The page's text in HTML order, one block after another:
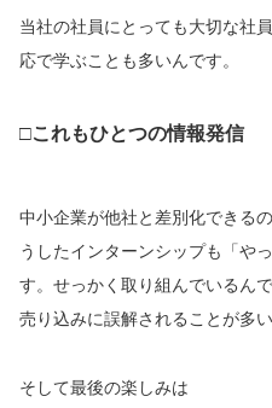
当社の社員にとっても大切な社
応で学ぶことも多いんです。
□これもひとつの情報発信
中小企業が他社と差別化できる
うしたインターンシップも「や
す。せっかく取り組んでいるん
売り込みに誤解されることが多い
そして最後の楽しみは